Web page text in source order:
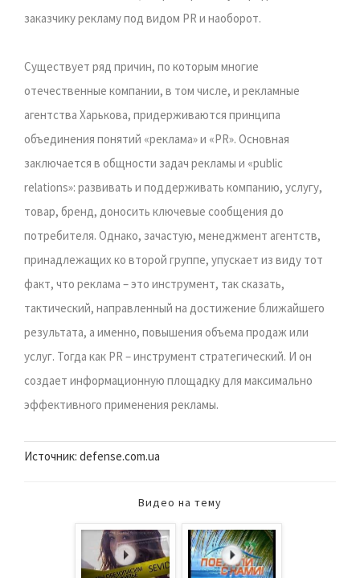
заказчику рекламу под видом PR и наоборот.
Существует ряд причин, по которым многие
отечественные компании, в том числе, и рекламные
агентства Харькова, придерживаются принципа
объединения понятий «реклама» и «PR». Основная
заключается в общности задач рекламы и «public
relations»: развивать и поддерживать компанию, услугу,
товар, бренд, доносить ключевые сообщения до
потребителя. Однако, зачастую, менеджмент агентств,
принадлежащих ко второй группе, упускает из виду тот
факт, что реклама – это инструмент, так сказать,
тактический, направленный на достижение ближайшего
результата, а именно, повышения объема продаж или
услуг. Тогда как PR – инструмент стратегический. И он
создает информационную площадку для максимально
эффективного применения рекламы.
Источник: defense.com.ua
Видео на тему